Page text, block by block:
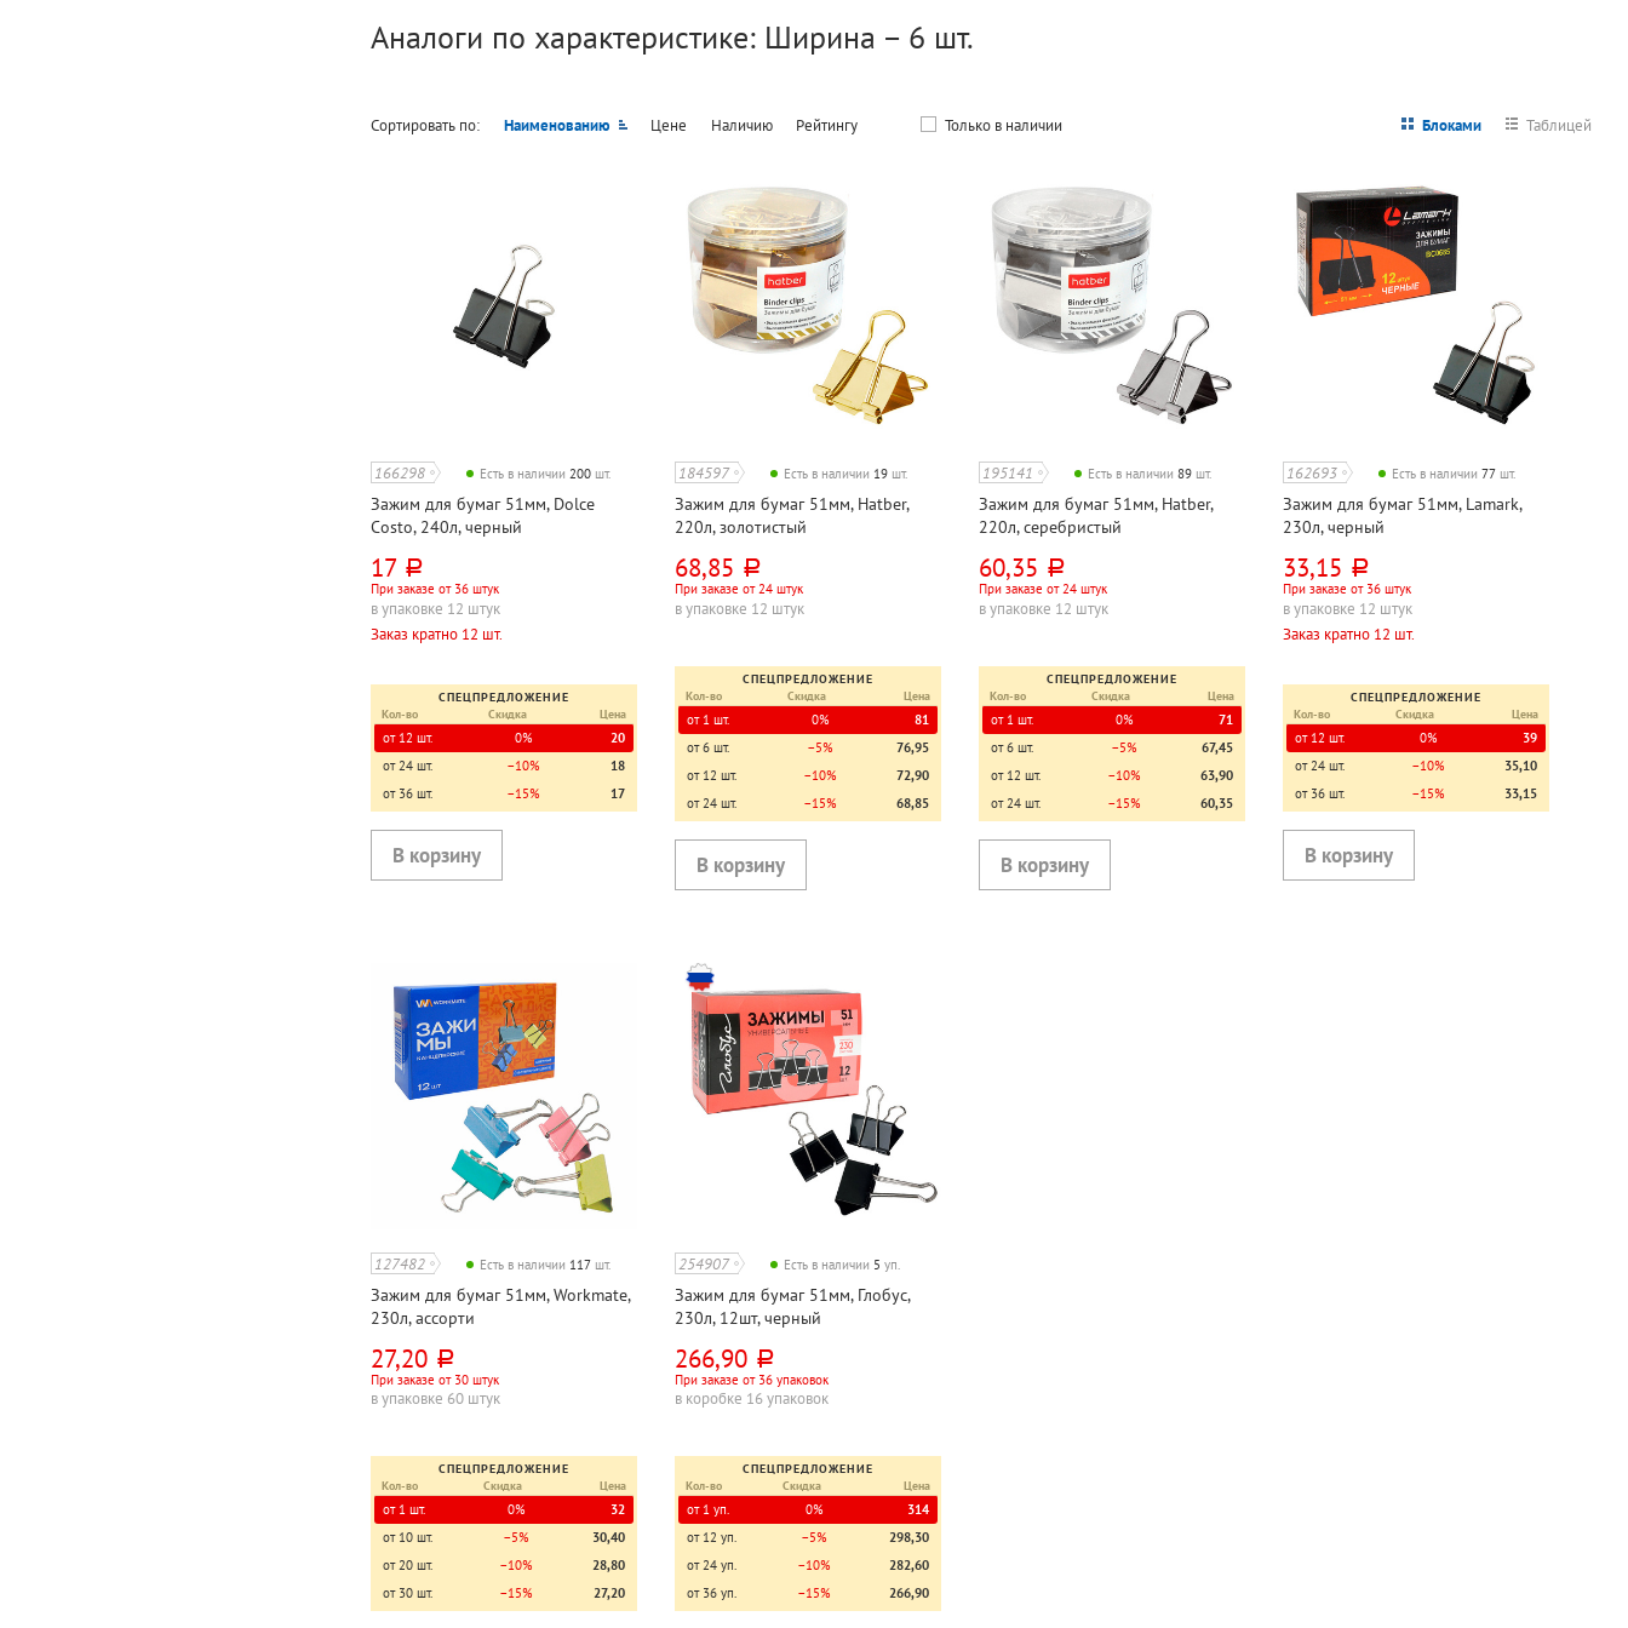
Аналоги по характеристике: Ширина – 6 шт.
Сортировать по: Наименованию Цене Наличию Рейтингу Только в наличии Блоками Таблицей
166298 Есть в наличии200 шт.
Зажим для бумаг 51мм, Dolce
Costo, 240л, черный
17 руб.
При заказе от 36 штук
в упаковке 12 штук
Заказ кратно 12 шт.
СПЕЦПРЕДЛОЖЕНИЕ
Кол-во
Скидка Цена
от 12 шт. 0%
20
от 24 шт.
−10%
18
от 36 шт.
−15% 17
184597 Есть в наличии 19 шт.
Зажим для бумаг 51мм, Hatber,
220л, золотистый
68,85 руб.
При заказе от 24 штук
в упаковке 12 штук
СПЕЦПРЕДЛОЖЕНИЕ
Кол-во
Скидка Цена
от 1 шт. 0%
81
от 6 шт.
−5%
76,95
от 12 шт.
−10%
72,90
от 24 шт.
−15% 68,85
195141 Есть в наличии89 шт.
Зажим для бумаг 51мм, Hatber,
220л, серебристый
60,35 руб.
При заказе от 24 штук
в упаковке 12 штук
СПЕЦПРЕДЛОЖЕНИЕ
Кол-во
Скидка Цена
от 1 шт. 0%
71
от 6 шт.
−5%
67,45
от 12 шт.
−10%
63,90
от 24 шт.
−15% 60,35
162693 Есть в наличии77 шт.
Зажим для бумаг 51мм, Lamark,
230л, черный
33,15 руб.
При заказе от 36 штук
в упаковке 12 штук
Заказ кратно 12 шт.
СПЕЦПРЕДЛОЖЕНИЕ
Кол-во
Скидка Цена
от 12 шт. 0%
39
от 24 шт.
−10%
35,10
от 36 шт.
−15% 33,15
127482 Есть в наличии 117 шт.
Зажим для бумаг 51мм, Workmate,
230л, ассорти
27,20 руб.
При заказе от 30 штук
в упаковке 60 штук
СПЕЦПРЕДЛОЖЕНИЕ
Кол-во
Скидка Цена
от 1 шт. 0%
32
от 10 шт.
−5%
30,40
от 20 шт.
−10%
28,80
от 30 шт.
−15% 27,20
254907 Есть в наличии 5 уп.
Зажим для бумаг 51мм, Глобус,
230л, 12шт, черный
266,90 руб.
При заказе от 36 упаковок
в коробке 16 упаковок
СПЕЦПРЕДЛОЖЕНИЕ
Кол-во
Скидка Цена
от 1 уп. 0%
314
от 12 уп.
−5%
298,30
от 24 уп.
−10%
282,60
от 36 уп.
−15% 266,90